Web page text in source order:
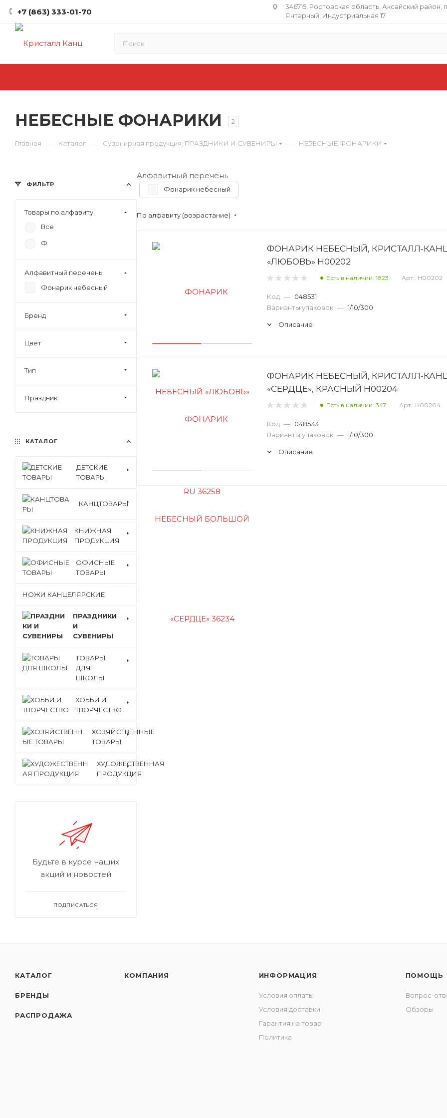
+7 (863) 333-01-70
346715, Ростовская область​, Аксайский район,
Янтарный, Индустриальная 17
НЕБЕСНЫЕ ФОНАРИКИ 2
Главная — Каталог — Сувенирная продукция, ПРАЗДНИКИ И СУВЕНИРЫ — НЕБЕСНЫЕ ФОНАРИКИ
Алфавитный перечень
Фонарик небесный
По алфавиту (возрастание)
ФОНАРИК НЕБЕСНЫЙ, КРИСТАЛЛ-
«ЛЮБОВЬ» H00202
Есть в наличии: 1823 Арт.: H00202
Код — 048531
Варианты упаковок — 1/10/300
Описание
ФОНАРИК НЕБЕСНЫЙ, КРИСТАЛЛ-
«СЕРДЦЕ», КРАСНЫЙ H00204
Есть в наличии: 347 Арт.: H00204
Код — 048533
Варианты упаковок — 1/10/300
Описание
ФИЛЬТР
Товары по алфавиту
Все
Ф
Алфавитный перечень
Фонарик небесный
Бренд
Цвет
Тип
Праздник
КАТАЛОГ
ДЕТСКИЕ
ТОВАРЫ
КАНЦТОВАРЫ
КНИЖНАЯ
ПРОДУКЦИЯ
ОФИСНЫЕ
ТОВАРЫ
НОЖИ КАНЦЕЛЯРСКИЕ
ПРАЗДНИКИ
И
СУВЕНИРЫ
ТОВАРЫ
ДЛЯ
ШКОЛЫ
ХОББИ И
ТВОРЧЕСТВО
ХОЗЯЙСТВЕННЫЕ
ТОВАРЫ
ХУДОЖЕСТВЕННАЯ
ПРОДУКЦИЯ
Будьте в курсе наших
акций и новостей
ПОДПИСАТЬСЯ
КАТАЛОГ
БРЕНДЫ
РАСПРОДАЖА
КОМПАНИЯ ИНФОРМАЦИЯ
Условия оплаты
Условия доставки
Гарантия на товар
Политика
ПОМОЩЬ
Вопрос-
Обзоры